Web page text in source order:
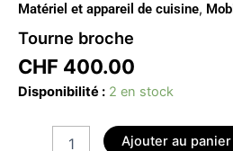
Matériel et appareil de cuisine,
Tourne broche
CHF 400.00
Disponibilité : 2 en stock
Ajouter au panier